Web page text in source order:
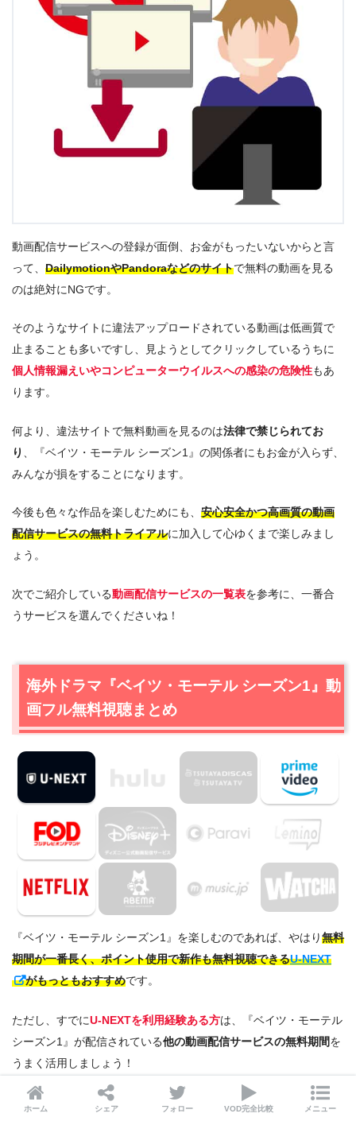
動画配信サービスへの登録が面倒、お金がもったいないからと言
って、 DailymotionやPandoraなどのサイトで無料の動画を見る
のは絶対にNGです。
そのようなサイトに違法アップロードされている動画は低画質で
止まることも多いですし、見ようとしてクリックしているうちに
個人情報漏えいやコンピューターウイルスへの感染の危険性もあ
ります。
何より、違法サイトで無料動画を見るのは法律で禁じられてお
り
、『ベイツ・モーテル シーズン1』の関係者にもお金が入らず、
みんなが損をすることになります。
今後も色々な作品を楽しむためにも、 安心安全かつ高画質の動画
配信サービスの無料トライアルに加入して心ゆくまで楽しみまし
ょう。
次でご紹介している動画配信サービスの一覧表を参考に、一番合
うサービスを選んでくださいね！
海外ドラマ『ベイツ・モーテル シーズン1』動
画フル無料視聴まとめ
『ベイツ・モーテル シーズン1』を楽しむのであれば、やはり無料
期間が一番長く、ポイント使用で新作も無料視聴できるU-NEXT
がもっともおすすめです。
ただし、すでにU-NEXTを利用経験ある方は、『ベイツ・モーテル
シーズン1』が配信されている他の動画配信サービスの無料期間を
うまく活用しましょう！
配信サービス 配信状況 無料期間
ホーム シェア フォロー VOD完全比較 メニュー